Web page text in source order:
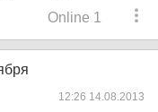
Online 1
12:26 14.08.2013